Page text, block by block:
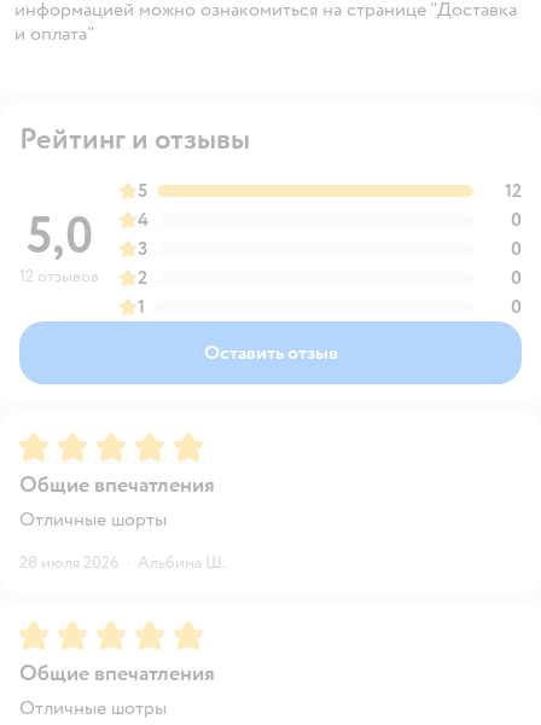
информацией можно ознакомиться на странице "Доставка
и оплата"
Рейтинг и отзывы
5,0
12 отзывов
5
12
4
0
3
0
2
0
1
0
Оставить отзыв
Рейтинг:5
Общие впечатления
Отличные шорты
28 июля 2026 · Альбина Ш.
Рейтинг:5
Общие впечатления
Отличные шотры